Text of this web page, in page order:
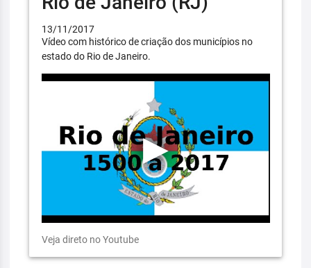
13/11/2017
Vídeo com histórico de criação dos municípios no
estado do Rio de Janeiro.
Veja direto no Youtube